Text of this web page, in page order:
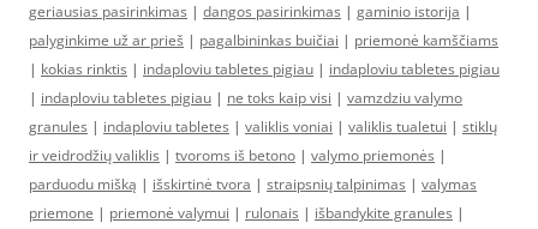
geriausias pasirinkimas | dangos pasirinkimas | gaminio istorija |
palyginkime už ar prieš | pagalbininkas buičiai | priemonė kamščiams
| kokias rinktis | indaploviu tabletes pigiau | indaploviu tabletes pigiau
| indaploviu tabletes pigiau | ne toks kaip visi | vamzdziu valymo
granules | indaploviu tabletes | valiklis voniai | valiklis tualetui | stiklų
ir veidrodžių valiklis | tvoroms iš betono | valymo priemonės |
parduodu mišką | išskirtinė tvora | straipsnių talpinimas | valymas
priemone | priemonė valymui | rulonais | išbandykite granules |